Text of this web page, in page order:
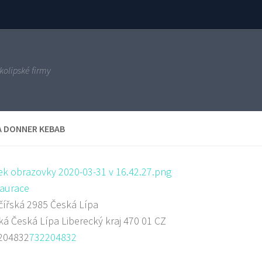
firmy
DONNER KEBAB
2985 Česká Lípa
Česká Lípa Liberecký kraj 470 01 CZ
732204832